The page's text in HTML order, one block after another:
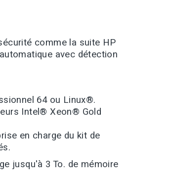
comme la suite HP
avec détection
64 ou Linux®.
Intel® Xeon® Gold
en charge du kit de
jusqu'à 3 To. de mémoire